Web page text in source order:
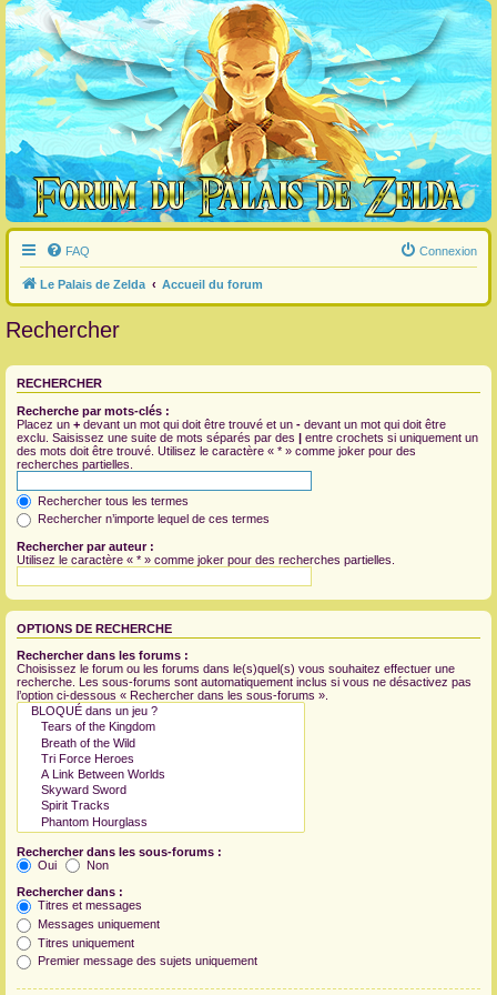
FAQ Connexion
Le Palais de Zelda Accueil du forum
Rechercher
RECHERCHER
Recherche par mots-clés :
Placez un + devant un mot qui doit être trouvé et un - devant un mot qui doit être
exclu. Saisissez une suite de mots séparés par des | entre crochets si uniquement un
des mots doit être trouvé. Utilisez le caractère « * » comme joker pour des
recherches partielles.
Rechercher tous les termes
Rechercher n’importe lequel de ces termes
Rechercher par auteur :
Utilisez le caractère « * » comme joker pour des recherches partielles.
OPTIONS DE RECHERCHE
Rechercher dans les forums :
Choisissez le forum ou les forums dans le(s)quel(s) vous souhaitez effectuer une
recherche. Les sous-forums sont automatiquement inclus si vous ne désactivez pas
l’option ci-dessous « Rechercher dans les sous-forums ».
Rechercher dans les sous-forums :
Oui
Non
Rechercher dans :
Titres et messages
Messages uniquement
Titres uniquement
Premier message des sujets uniquement